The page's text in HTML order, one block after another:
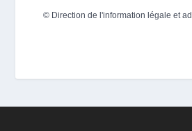
© Direction de l'information légale et